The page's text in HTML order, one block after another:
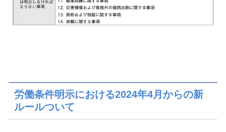
労働条件明示における2024年4月からの新
ルールついて